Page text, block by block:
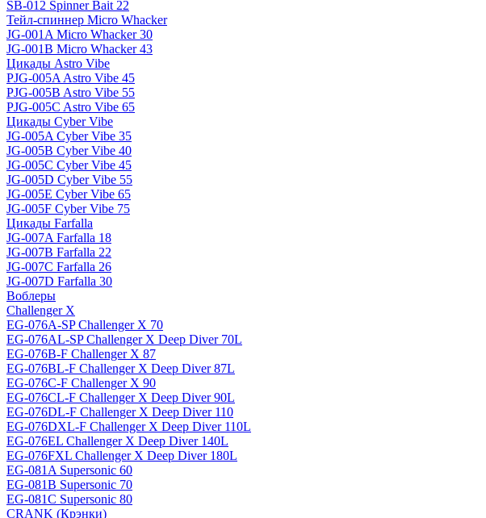
SB-012 Spinner Bait 22
Тейл-спиннер Micro Whacker
JG-001A Micro Whacker 30
JG-001B Micro Whacker 43
Цикады Astro Vibe
PJG-005A Astro Vibe 45
PJG-005B Astro Vibe 55
PJG-005C Astro Vibe 65
Цикады Cyber Vibe
JG-005A Cyber Vibe 35
JG-005B Cyber Vibe 40
JG-005C Cyber Vibe 45
JG-005D Cyber Vibe 55
JG-005E Cyber Vibe 65
JG-005F Cyber Vibe 75
Цикады Farfalla
JG-007A Farfalla 18
JG-007B Farfalla 22
JG-007C Farfalla 26
JG-007D Farfalla 30
Воблеры
Challenger X
EG-076A-SP Challenger X 70
EG-076AL-SP Challenger X Deep Diver 70L
EG-076B-F Challenger X 87
EG-076BL-F Challenger X Deep Diver 87L
EG-076C-F Challenger X 90
EG-076CL-F Challenger X Deep Diver 90L
EG-076DL-F Challenger X Deep Diver 110
EG-076DXL-F Challenger X Deep Diver 110L
EG-076EL Challenger X Deep Diver 140L
EG-076FXL Challenger X Deep Diver 180L
EG-081A Supersonic 60
EG-081B Supersonic 70
EG-081C Supersonic 80
CRANK (Крэнки)